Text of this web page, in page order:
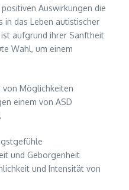
Auswirkungen die
in das Leben autistischer
aufgrund ihrer Sanftheit
Wahl, um einem
von Möglichkeiten
einem von ASD
und Geborgenheit
und Intensität von